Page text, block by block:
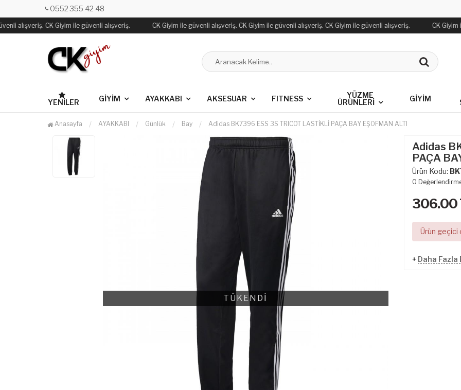
0552 355 42 48
alışveriş. CK Giyim ile güvenli alışveriş. CK Giyim ile güvenli alışveriş. CK Giyim ile güvenli alışveriş. CK Giyim ile güvenli alışveriş. CK Giyim
YENILER GİYİM AYAKKABI AKSESUAR FITNESS
YÜZME
ÜRÜNLERİ
GİYİM
Anasayfa AYAKKABI Günlük Bay Adidas BK7396 ESS 3S TRICOT LASTİKLİ PAÇA BAY EŞOFMAN ALTI
TÜKENDİ
Adidas
PAÇA
Ürün Kodu:
0
306.00
Ürün geçici
+ Daha Fazla